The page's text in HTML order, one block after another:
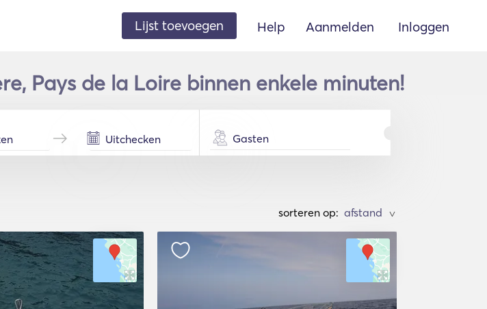
Lijst toevoegen Help Aanmelden Inloggen
Pays de la Loire binnen enkele minuten!
Gasten
sorteren op: >